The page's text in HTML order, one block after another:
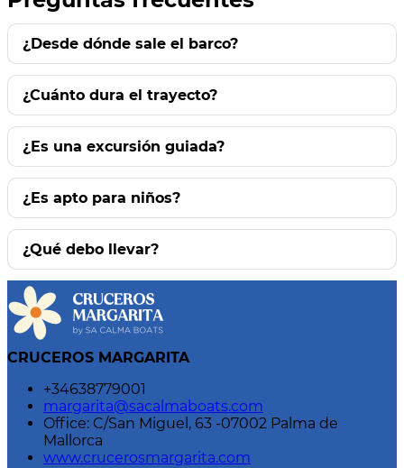
¿Desde dónde sale el barco?
¿Cuánto dura el trayecto?
¿Es una excursión guiada?
¿Es apto para niños?
¿Qué debo llevar?
CRUCEROS MARGARITA
+34638779001
margarita@sacalmaboats.com
Office: C/San Miguel, 63 -07002 Palma de
Mallorca
www.crucerosmargarita.com